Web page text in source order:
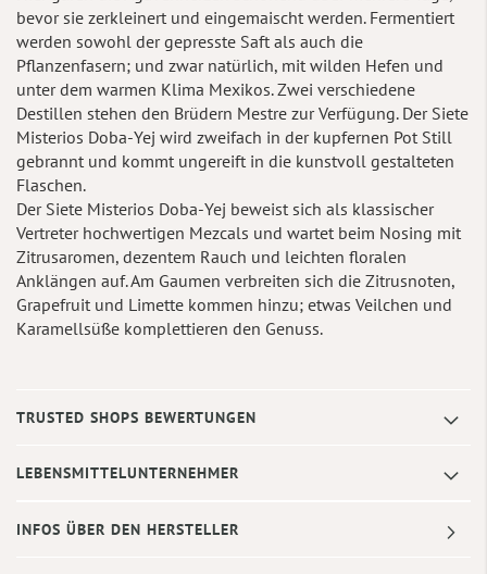
bevor sie zerkleinert und eingemaischt werden. Fermentiert
werden sowohl der gepresste Saft als auch die
Pflanzenfasern; und zwar natürlich, mit wilden Hefen und
unter dem warmen Klima Mexikos. Zwei verschiedene
Destillen stehen den Brüdern Mestre zur Verfügung. Der Siete
Misterios Doba-Yej wird zweifach in der kupfernen Pot Still
gebrannt und kommt ungereift in die kunstvoll gestalteten
Flaschen.
Der Siete Misterios Doba-Yej beweist sich als klassischer
Vertreter hochwertigen Mezcals und wartet beim Nosing mit
Zitrusaromen, dezentem Rauch und leichten floralen
Anklängen auf. Am Gaumen verbreiten sich die Zitrusnoten,
Grapefruit und Limette kommen hinzu; etwas Veilchen und
Karamellsüße komplettieren den Genuss.
TRUSTED SHOPS BEWERTUNGEN
LEBENSMITTELUNTERNEHMER
INFOS ÜBER DEN HERSTELLER